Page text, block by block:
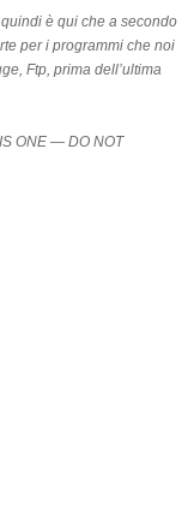
è qui che a secondo
per i programmi che noi
Ftp, prima dell’ultima
ONE — DO NOT